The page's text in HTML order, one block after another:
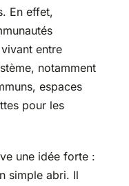
En effet,
entre
notamment
espaces
pour les
une idée forte :
simple abri. Il